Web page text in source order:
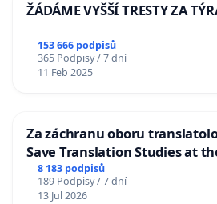
ŽÁDÁME VYŠŠÍ TRESTY ZA
153 666 podpisů
365 Podpisy / 7 dní
11 Feb 2025
Za záchranu oboru
Save Translation Studies at
Charles University
8 183 podpisů
189 Podpisy / 7 dní
13 Jul 2026